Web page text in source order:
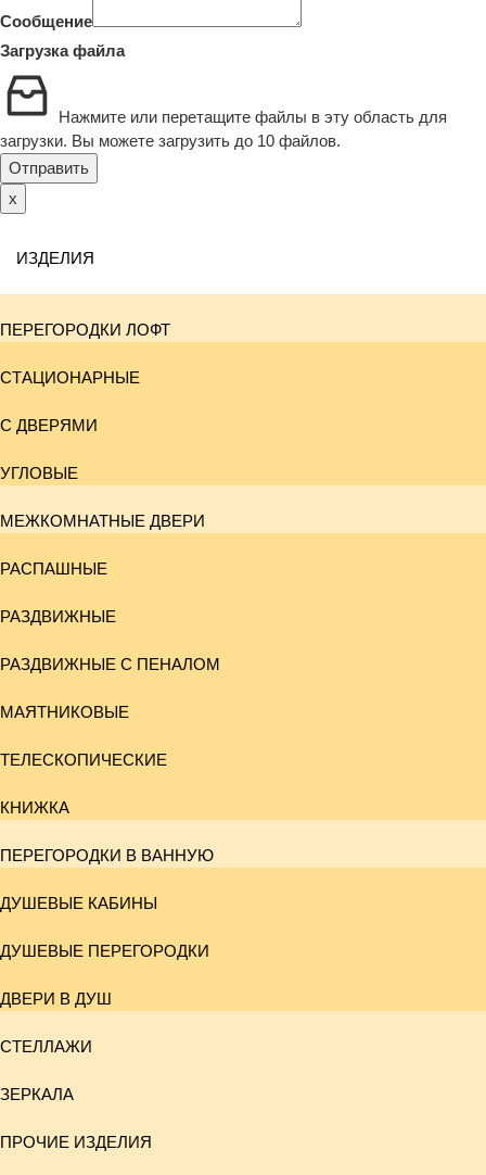
Сообщение
Загрузка файла
Нажмите или перетащите файлы в эту область для
загрузки. Вы можете загрузить до 10 файлов.
Отправить
x
ИЗДЕЛИЯ
ПЕРЕГОРОДКИ ЛОФТ
СТАЦИОНАРНЫЕ
С ДВЕРЯМИ
УГЛОВЫЕ
МЕЖКОМНАТНЫЕ ДВЕРИ
РАСПАШНЫЕ
РАЗДВИЖНЫЕ
РАЗДВИЖНЫЕ С ПЕНАЛОМ
МАЯТНИКОВЫЕ
ТЕЛЕСКОПИЧЕСКИЕ
КНИЖКА
ПЕРЕГОРОДКИ В ВАННУЮ
ДУШЕВЫЕ КАБИНЫ
ДУШЕВЫЕ ПЕРЕГОРОДКИ
ДВЕРИ В ДУШ
СТЕЛЛАЖИ
ЗЕРКАЛА
ПРОЧИЕ ИЗДЕЛИЯ